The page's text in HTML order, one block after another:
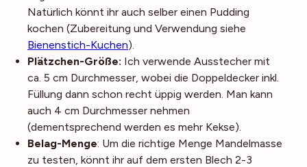
Natürlich könnt ihr auch selber einen Pudding
kochen (Zubereitung und Verwendung siehe
Bienenstich-Kuchen).
Plätzchen-Größe: Ich verwende Ausstecher mit
ca. 5 cm Durchmesser, wobei die Doppeldecker inkl.
Füllung dann schon recht üppig werden. Man kann
auch 4 cm Durchmesser nehmen
(dementsprechend werden es mehr Kekse).
Belag-Menge: Um die richtige Menge Mandelmasse
zu testen, könnt ihr auf dem ersten Blech 2-3